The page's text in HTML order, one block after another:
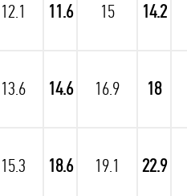
12.1 11.6 15 14.2
13.6 14.6 16.9 18
15.3 18.6 19.1 22.9